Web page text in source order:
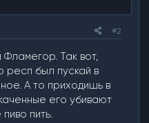
#2
Фламегор. Так вот,
респ был пускай в
А то приходишь в
его убивают
пить.